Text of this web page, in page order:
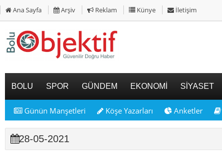
Ana Sayfa Arşiv Reklam Künye İletişim
BOLU SPOR GÜNDEM EKONOMİ SİYASET
Günün Manşetleri Köşe Yazarları Anketler
28-05-2021